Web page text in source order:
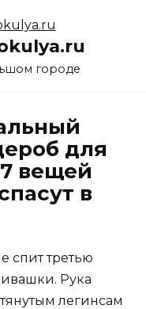
городе
для
вещей
в
спит третью
Рука
легинсам